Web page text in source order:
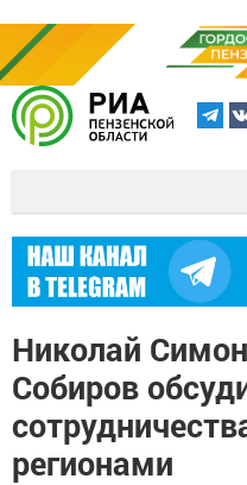
Николай
Собиров
регионами